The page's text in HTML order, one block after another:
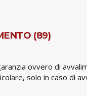
(89)
ovvero di
solo in caso di